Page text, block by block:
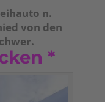
n.
von den
*